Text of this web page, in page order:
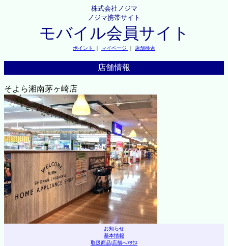
株式会社ノジマ
ノジマ携帯サイト
モバイル会員サイト
ポイント ｜ マイページ ｜ 店舗検索
店舗情報
そよら湘南茅ヶ崎店
お知らせ
基本情報
取扱商品|店舗へｱｸｾｽ